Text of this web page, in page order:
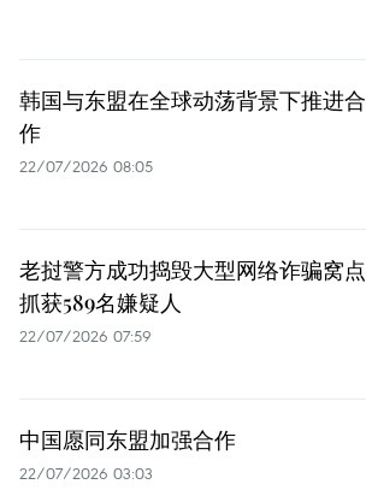
韩国与东盟在全球动荡背景下推进合
作
22/07/2026 08:05
老挝警方成功捣毁大型网络诈骗窝点
抓获589名嫌疑人
22/07/2026 07:59
中国愿同东盟加强合作
22/07/2026 03:03